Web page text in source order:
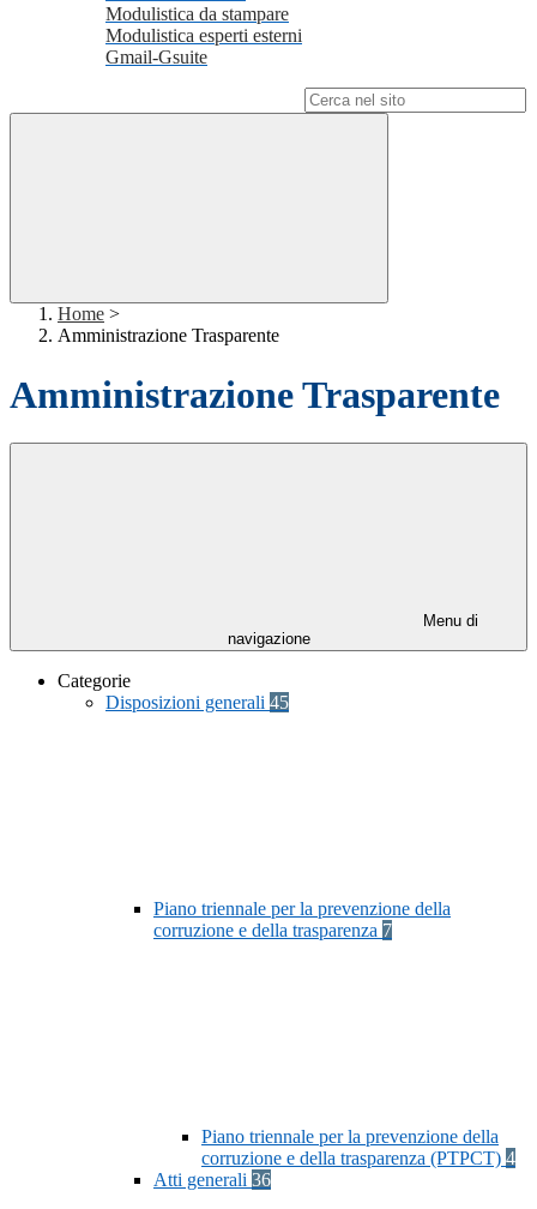
Modulistica da stampare
Modulistica esperti esterni
Gmail-Gsuite
Home >
Amministrazione Trasparente
Amministrazione Trasparente
Menu di
navigazione
Categorie
Disposizioni generali 45
Piano triennale per la prevenzione della
corruzione e della trasparenza 7
Piano triennale per la prevenzione della
corruzione e della trasparenza (PTPCT) 4
Atti generali 36